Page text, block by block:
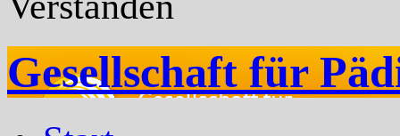
Gesellschaft für